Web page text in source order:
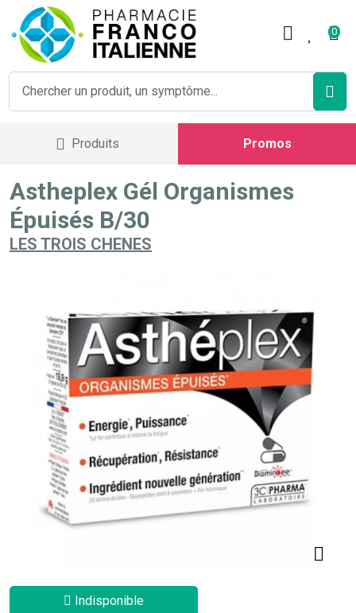
0
Produits Promos
Astheplex Gél Organismes
Épuisés B/30
LES TROIS CHENES
Indisponible